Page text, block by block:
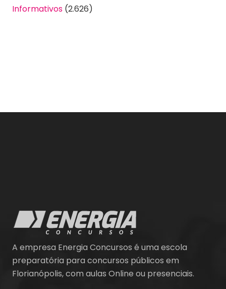
Informativos (2.626)
A empresa Energia Concursos é uma escola
preparatória para concursos públicos em
Florianópolis, com aulas Online ou presenciais.